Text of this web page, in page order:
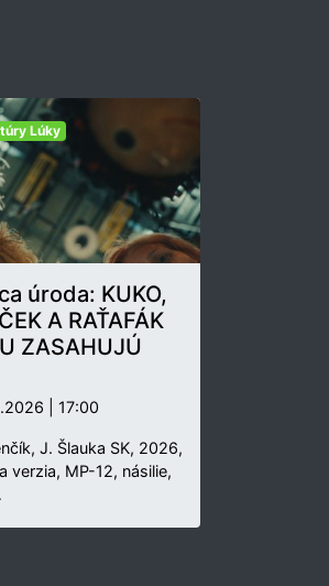
Lúky
úroda: KUKO,
A RAŤAFÁK
ZASAHUJÚ
| 17:00
J. Šlauka SK, 2026,
verzia, MP-12, násilie,